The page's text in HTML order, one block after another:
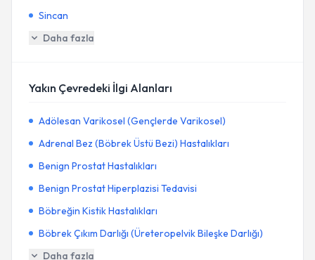
Sincan
Daha fazla
Yakın Çevredeki İlgi Alanları
Adölesan Varikosel (Gençlerde Varikosel)
Adrenal Bez (Böbrek Üstü Bezi) Hastalıkları
Benign Prostat Hastalıkları
Benign Prostat Hiperplazisi Tedavisi
Böbreğin Kistik Hastalıkları
Böbrek Çıkım Darlığı (Üreteropelvik Bileşke Darlığı)
Daha fazla